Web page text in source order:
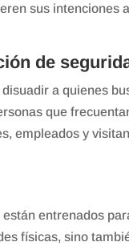
sus intenciones
de
a quienes
que
empleados y
entrenados
físicas, sino